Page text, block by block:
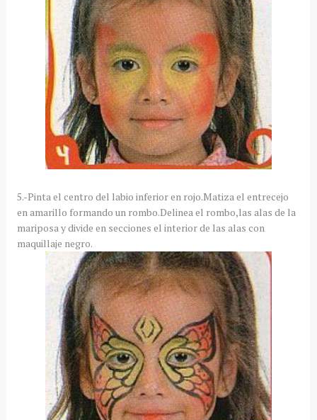
5.-Pinta el centro del labio inferior en rojo.Matiza el entrecejo
en amarillo formando un rombo.Delinea el rombo,las alas de la
mariposa y divide en secciones el interior de las alas con
maquillaje negro.